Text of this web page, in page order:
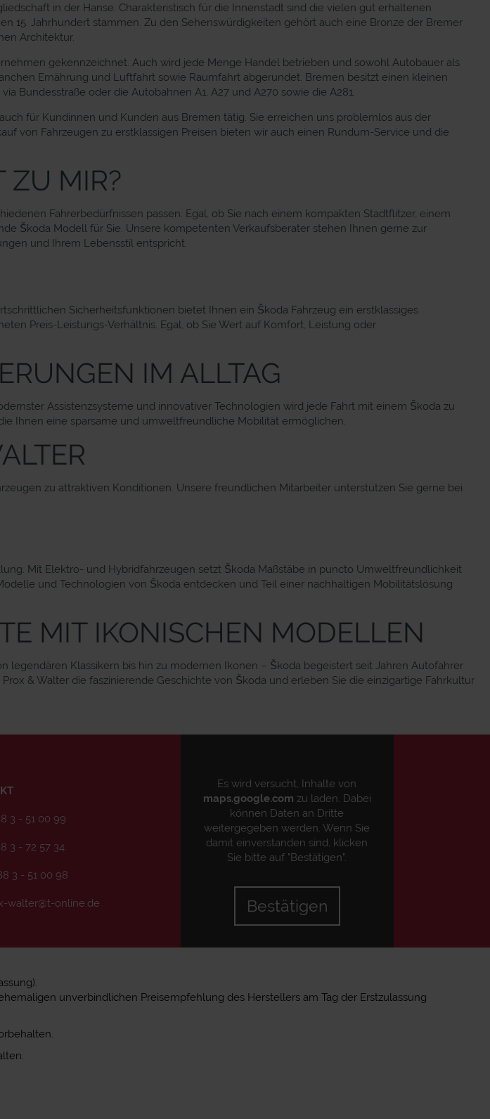
in der Hanse. Charakteristisch für die Innenstadt sind die vielen gut erhaltenen
15. Jahrhundert stammen. Zu den Sehenswürdigkeiten gehört auch eine Bronze der Bremer
Architektur.
gekennzeichnet. Auch wird jede Menge Handel betrieben und sowohl Autobauer als
Ernährung und Luftfahrt sowie Raumfahrt abgerundet. Bremen besitzt einen kleinen
Bundesstraße oder die Autobahnen A1, A27 und A270 sowie die A281.
für Kundinnen und Kunden aus Bremen tätig. Sie erreichen uns problemlos aus der
von Fahrzeugen zu erstklassigen Preisen bieten wir auch einen Rundum-Service und die
ZU MIR?
Fahrerbedürfnissen passen. Egal, ob Sie nach einem kompakten Stadtflitzer, einem
Škoda Modell für Sie. Unsere kompetenten Verkaufsberater stehen Ihnen gerne zur
und Ihrem Lebensstil entspricht.
Sicherheitsfunktionen bietet Ihnen ein Škoda Fahrzeug ein erstklassiges
Preis-Leistungs-Verhältnis. Egal, ob Sie Wert auf Komfort, Leistung oder
IM ALLTAG
Assistenzsysteme und innovativer Technologien wird jede Fahrt mit einem Škoda zu
Ihnen eine sparsame und umweltfreundliche Mobilität ermöglichen.
zu attraktiven Konditionen. Unsere freundlichen Mitarbeiter unterstützen Sie gerne bei
Mit Elektro- und Hybridfahrzeugen setzt Škoda Maßstäbe in puncto Umweltfreundlichkeit
und Technologien von Škoda entdecken und Teil einer nachhaltigen Mobilitätslösung
MIT IKONISCHEN MODELLEN
Klassikern bis hin zu modernen Ikonen – Škoda begeistert seit Jahren Autofahrer
& Walter die faszinierende Geschichte von Škoda und erleben Sie die einzigartige Fahrkultur
3 - 51 00 99
3 - 72 57 34
3 - 51 00 98
walter@t-online.de
Es wird versucht, Inhalte von
maps.google.com zu laden. Dabei
können Daten an Dritte
weitergegeben werden. Wenn Sie
damit einverstanden sind, klicken
Sie bitte auf "Bestätigen".
Bestätigen
unverbindlichen Preisempfehlung des Herstellers am Tag der Erstzulassung